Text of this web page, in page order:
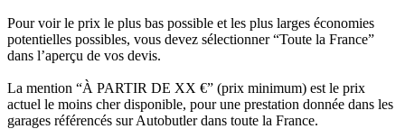
Pour voir le prix le plus bas possible et les plus larges économies
potentielles possibles, vous devez sélectionner “Toute la France”
dans l’aperçu de vos devis.
La mention “À PARTIR DE XX €” (prix minimum) est le prix
actuel le moins cher disponible, pour une prestation donnée dans les
garages référencés sur Autobutler dans toute la France.